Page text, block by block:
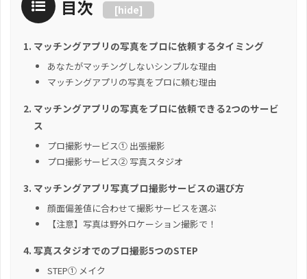
目次 [hide]
マッチングアプリの写真をプロに依頼するタイミング
あなたがマッチングしないシンプルな理由
マッチングアプリの写真をプロに頼む理由
マッチングアプリの写真をプロに依頼できる2つのサービ
ス
プロ撮影サービス① 出張撮影
プロ撮影サービス② 写真スタジオ
マッチングアプリ写真プロ撮影サービスの選び方
顔面偏差値に合わせて撮影サービスを選ぶ
【注意】写真は野外ロケーション撮影で！
写真スタジオでのプロ撮影5つのSTEP
STEP① メイク